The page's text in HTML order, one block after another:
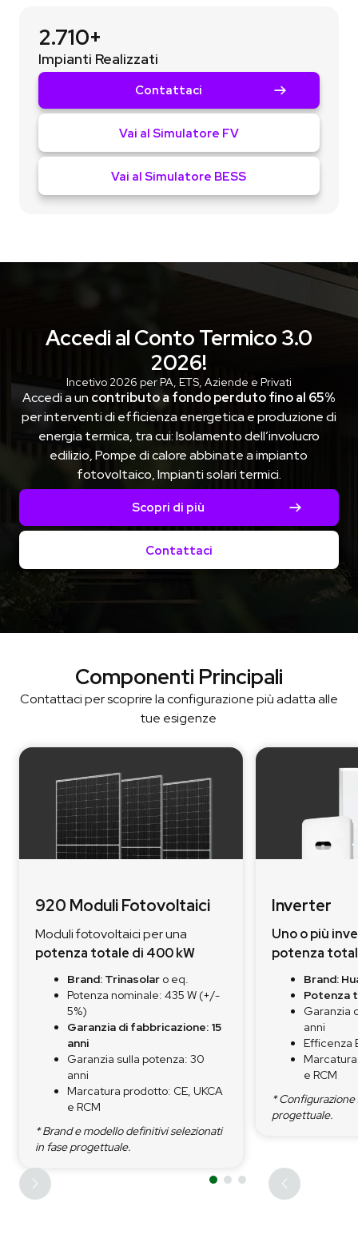
2.710+
Impianti Realizzati
Contattaci
Vai al Simulatore FV
Vai al Simulatore BESS
Accedi al Conto Termico 3.0
2026!
Incetivo 2026 per PA, ETS, Aziende e Privati
Accedi a uncontributo a fondo perduto fino al 65%
per interventi di efficienza energetica e produzione di
energia termica, tra cui: Isolamento dell’involucro
edilizio, Pompe di calore abbinate a impianto
fotovoltaico, Impianti solari termici.
Scopri di più
Contattaci
Componenti Principali
Contattaci per scoprire la configurazione più adatta alle
tue esigenze
920 Moduli Fotovoltaici
Moduli fotovoltaici per una
potenza totale di 400 kW
Brand: Trinasolar o eq.
Potenza nominale: 435 W (+/-
5%)
Garanzia di fabbricazione: 15
anni
Garanzia sulla potenza: 30
anni
Marcatura prodotto: CE, UKCA
e RCM
* Brand e modello definitivi selezionati
in fase progettuale.
Inverter
Uno o più
potenza
Brand:
Potenza
Garanzia
anni
Efficenza
e RCM
* Configurazione
progettuale.